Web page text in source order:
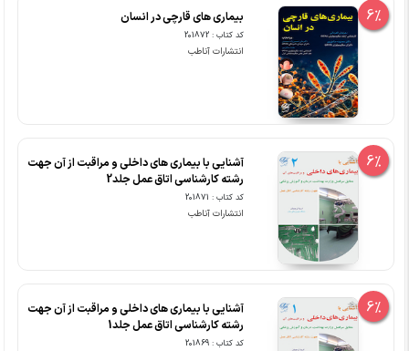
6% بیماری های قارچی در انسان
کد کتاب : 201872
انتشارات آناطب
6%
آشنایی با بیماری های داخلی و مراقبت از آن جهت
رشته کارشناسی اتاق عمل جلد2
کد کتاب : 201871
انتشارات آناطب
6%
آشنایی با بیماری های داخلی و مراقبت از آن جهت
رشته کارشناسی اتاق عمل جلد1
کد کتاب : 201869